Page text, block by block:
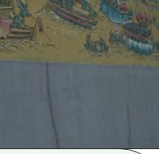
(宮島) 주변
(山口)현 동부
게이호쿠(芸北)
미야지마(宮島) 주변
야마구치(山口)현 동부